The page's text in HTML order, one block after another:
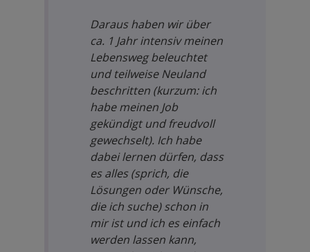
Daraus haben wir über
ca. 1 Jahr intensiv meinen
Lebensweg beleuchtet
und teilweise Neuland
beschritten (kurzum: ich
habe meinen Job
gekündigt und freudvoll
gewechselt). Ich habe
dabei lernen dürfen, dass
es alles (sprich, die
Lösungen oder Wünsche,
die ich suche) schon in
mir ist und ich es einfach
werden lassen kann,